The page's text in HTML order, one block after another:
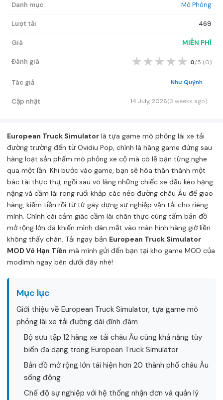
Danh mục Mô Phỏng
Lượt tải 469
Giá MIỄN PHÍ
Đánh giá ★ ★ ★ ★ ★ 0/5 (0)
Tác giả Như Quỳnh
Cập nhật 14 July, 2026(3 weeks ago)
European Truck Simulator là tựa game mô phỏng lái xe tải
đường trường đến từ Ovidiu Pop, chính là hãng game đứng sau
hàng loạt sản phẩm mô phỏng xe cộ mà có lẽ bạn từng nghe
qua một lần. Khi bước vào game, bạn sẽ hóa thân thành một
bác tài thực thụ, ngồi sau vô lăng những chiếc xe đầu kéo hạng
nặng và cầm lái rong ruổi khắp các nẻo đường châu Âu để giao
hàng, kiếm tiền rồi từ từ gây dựng sự nghiệp vận tải cho riêng
mình. Chính cái cảm giác cầm lái chân thực cùng tấm bản đồ
mở rộng lớn đã khiến mình dán mắt vào màn hình hàng giờ liền
không thấy chán. Tải ngay bản European Truck Simulator
MOD Vô Hạn Tiền mà mình gửi đến bạn tại kho game MOD của
modlmh ngay bên dưới đây nhé!
Mục lục
Giới thiệu về European Truck Simulator, tựa game mô
phỏng lái xe tải đường dài đình đám
Bộ sưu tập 12 hãng xe tải châu Âu cùng khả năng tùy
biến đa dạng trong European Truck Simulator
Bản đồ mở rộng lớn tái hiện hơn 20 thành phố châu Âu
sống động
Chế độ sự nghiệp với hệ thống nhận đơn và quản lý